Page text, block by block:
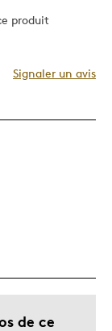
produit
Signaler un avis
de ce